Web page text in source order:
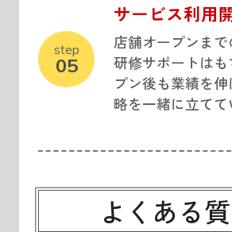
step
05
サービス利用
店舗オープンま
研修サポートは
プン後も業績を
略を一緒に立てて
よくある